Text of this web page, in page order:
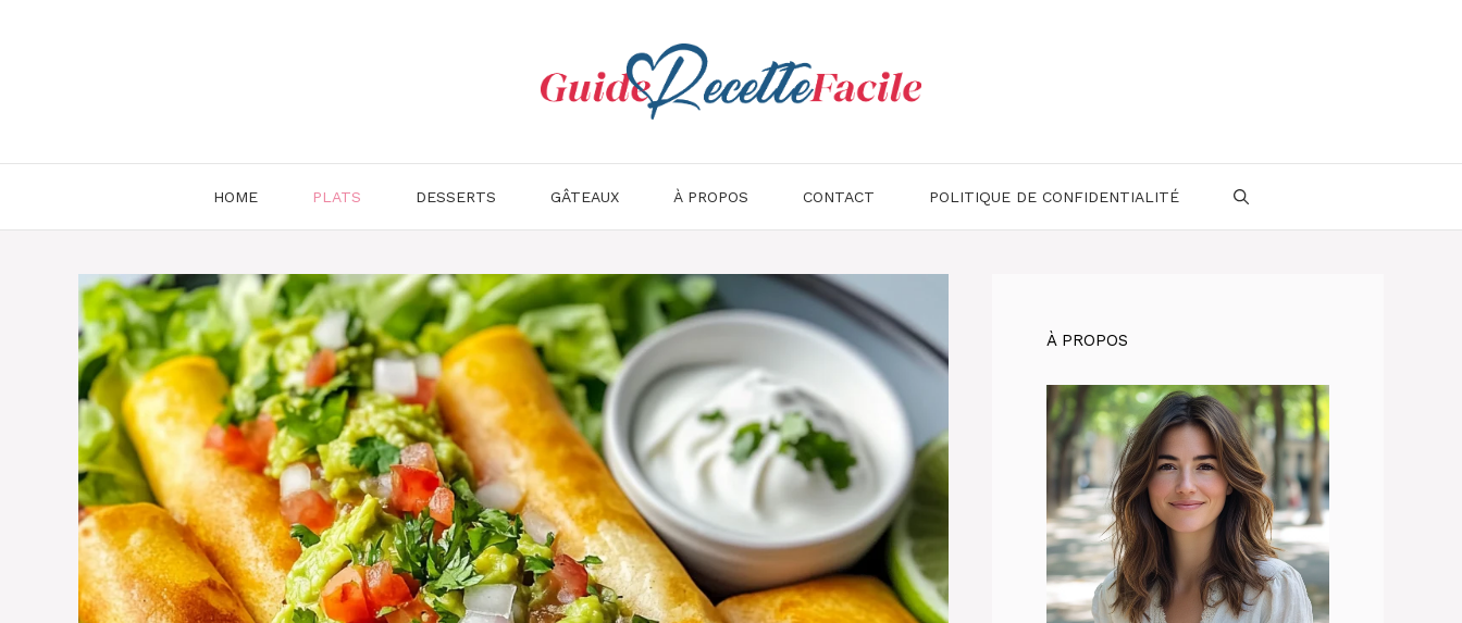
HOME PLATS DESSERTS GÂTEAUX À PROPOS CONTACT POLITIQUE DE CONFIDENTIALITÉ
À PROPOS